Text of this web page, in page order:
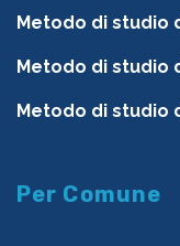
Metodo di studio
Metodo di studio
Metodo di studio
Per Comune